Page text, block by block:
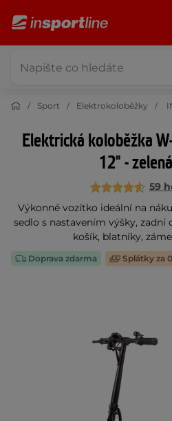
Sport Elektrokoloběžky
Elektrická koloběžka
12" - zelená
59
Výkonné vozítko ideální na
sedlo s nastavením výšky, zadní
košík, blatníky,
Doprava zdarma Splátky za